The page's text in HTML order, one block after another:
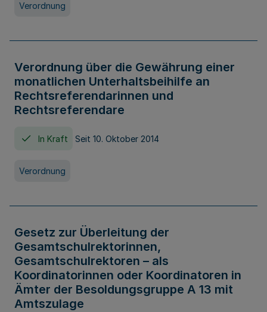
Verordnung
Verordnung über die Gewährung einer
monatlichen Unterhaltsbeihilfe an
Rechtsreferendarinnen und
Rechtsreferendare
In Kraft Seit 10. Oktober 2014
Verordnung
Gesetz zur Überleitung der
Gesamtschulrektorinnen,
Gesamtschulrektoren – als
Koordinatorinnen oder Koordinatoren in
Ämter der Besoldungsgruppe A 13 mit
Amtszulage